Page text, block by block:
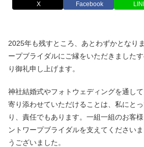
X Facebook
2025年も残すところ、あとわずかとなり
ープブライダルにご縁をいただきました
り御礼申し上げます。
神社結婚式やフォトウェディングを通し
寄り添わせていただけることは、私にと
り、責任でもあります。一組一組のお客
ントワープブライダルを支えてください
うございました。